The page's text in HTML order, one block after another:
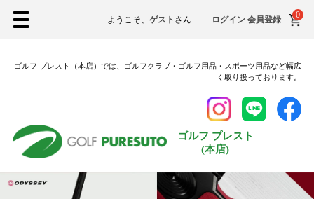
ようこそ、 ゲスト さん ログイン 会員登録 0
ゴルフ プレスト（本店）では、ゴルフクラブ・ゴルフ用品・スポーツ用品など幅広
く取り扱っております。
ゴルフ プレスト
(本店)
XXLサイズ
24.0cm